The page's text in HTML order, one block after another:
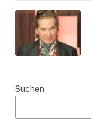
Suchen